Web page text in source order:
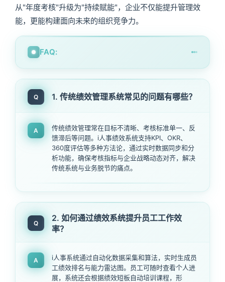
从"年度考核"升级为"持续赋能"，企业不仅能提升管理效
能，更能构建面向未来的组织竞争力。
FAQ:
Q 1. 传统绩效管理系统常见的问题有哪些？
A
传统绩效管理常在目标不清晰、考核标准单一、反
馈滞后等问题。i人事绩效系统支持KPI、OKR、
360度评估等多种方法论，通过实时数据同步和分
析功能，确保考核指标与企业战略动态对齐，解决
传统系统与业务脱节的痛点。
Q
2. 如何通过绩效系统提升员工工作效
率？
A
i人事系统通过自动化数据采集和算法，实时生成员
工绩效排名与能力雷达图。员工可随时查看个人进
展，系统还会根据绩效短板自动培训课程，形